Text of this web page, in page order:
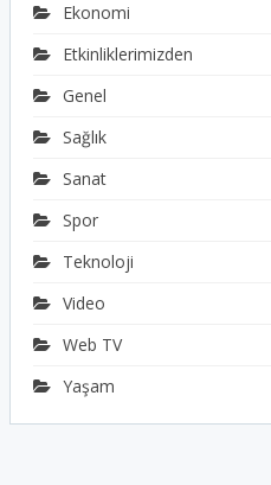
Ekonomi
Etkinliklerimizden
Genel
Sağlık
Sanat
Spor
Teknoloji
Video
Web TV
Yaşam